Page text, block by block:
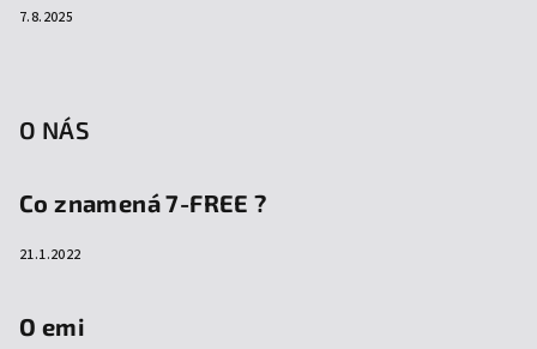
7.8.2025
O NÁS
Co znamená 7-FREE ?
21.1.2022
O emi